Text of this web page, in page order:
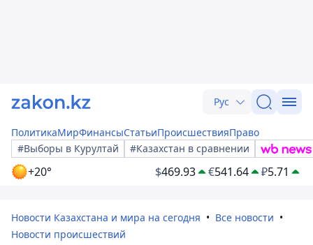
Рус
ПолитикаМирФинансыСтатьиПроисшествияПраво
#Выборы в Курултай
#Казахстан в сравнении
+20° $469.93 €541.64 ₽5.71
Новости Казахстана и мира на сегодня
Все новости
Новости происшествий